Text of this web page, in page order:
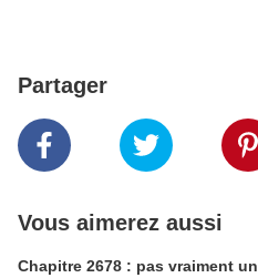
Partager
Vous aimerez aussi
Chapitre 2678 : pas vraiment